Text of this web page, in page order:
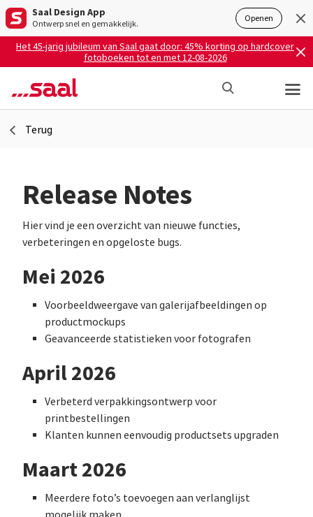
Saal Design App
Ontwerp snel en gemakkelijk. Openen
Het 45-jarig jubileum van Saal gaat door: 45% korting op hardcover
fotoboeken tot en met 12-08-2026
Terug
Release Notes
Hier vind je een overzicht van nieuwe functies,
verbeteringen en opgeloste bugs.
Mei 2026
Voorbeeldweergave van galerijafbeeldingen op
productmockups
Geavanceerde statistieken voor fotografen
April 2026
Verbeterd verpakkingsontwerp voor
printbestellingen
Klanten kunnen eenvoudig productsets upgraden
Maart 2026
Meerdere foto’s toevoegen aan verlanglijst